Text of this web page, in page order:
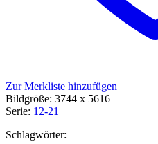
Zur Merkliste hinzufügen
Bildgröße: 3744 x 5616
Serie: 12-21
Schlagwörter: